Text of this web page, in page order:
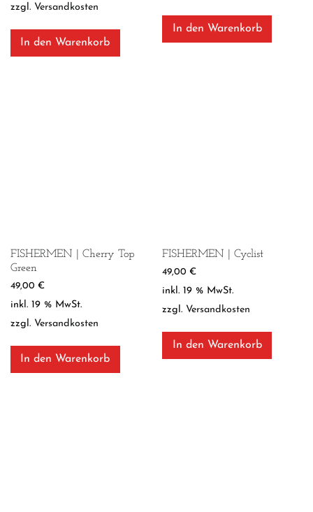
zzgl. Versandkosten
In den Warenkorb
In den Warenkorb
FISHERMEN | Cherry Top
Green
49,00 €
inkl. 19 % MwSt.
zzgl. Versandkosten
In den Warenkorb
FISHERMEN | Cyclist
49,00€
inkl. 19 % MwSt.
zzgl. Versandkosten
In den Warenkorb